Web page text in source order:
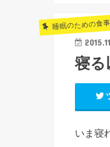
睡眠のための食
寝る
いま寝